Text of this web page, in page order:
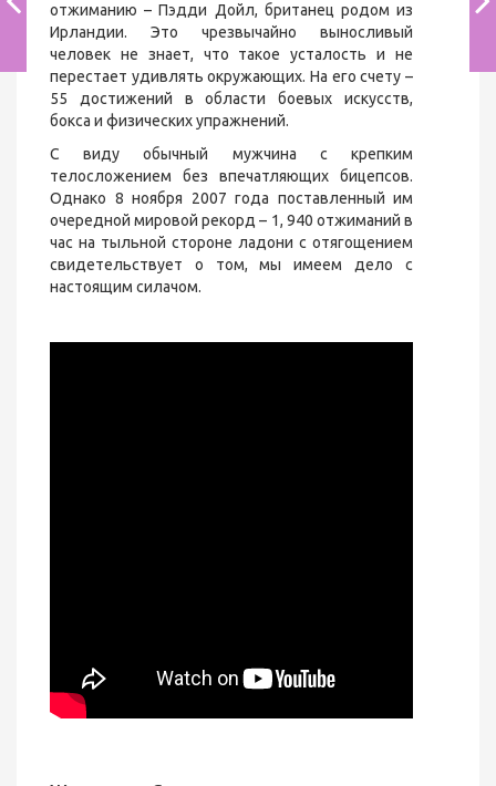
отжиманию – Пэдди Дойл, британец родом из
Ирландии. Это чрезвычайно выносливый
человек не знает, что такое усталость и не
перестает удивлять окружающих. На его счету –
55 достижений в области боевых искусств,
бокса и физических упражнений.
С виду обычный мужчина с крепким
телосложением без впечатляющих бицепсов.
Однако 8 ноября 2007 года поставленный им
очередной мировой рекорд – 1, 940 отжиманий в
час на тыльной стороне ладони с отягощением
свидетельствует о том, мы имеем дело с
настоящим силачом.